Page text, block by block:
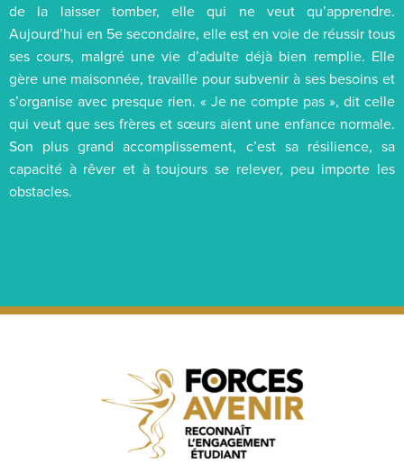
de la laisser tomber, elle qui ne veut qu’apprendre.
Aujourd’hui en 5e secondaire, elle est en voie de réussir tous
ses cours, malgré une vie d’adulte déjà bien remplie. Elle
gère une maisonnée, travaille pour subvenir à ses besoins et
s’organise avec presque rien. « Je ne compte pas », dit celle
qui veut que ses frères et sœurs aient une enfance normale.
Son plus grand accomplissement, c’est sa résilience, sa
capacité à rêver et à toujours se relever, peu importe les
obstacles.